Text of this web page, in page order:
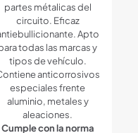
partes métalicas del
circuito. Eficaz
Apto
todas las marcas y
tipos de vehículo.
anticorrosivos
especiales frente
aluminio, metales y
aleaciones.
Cumple con la norma